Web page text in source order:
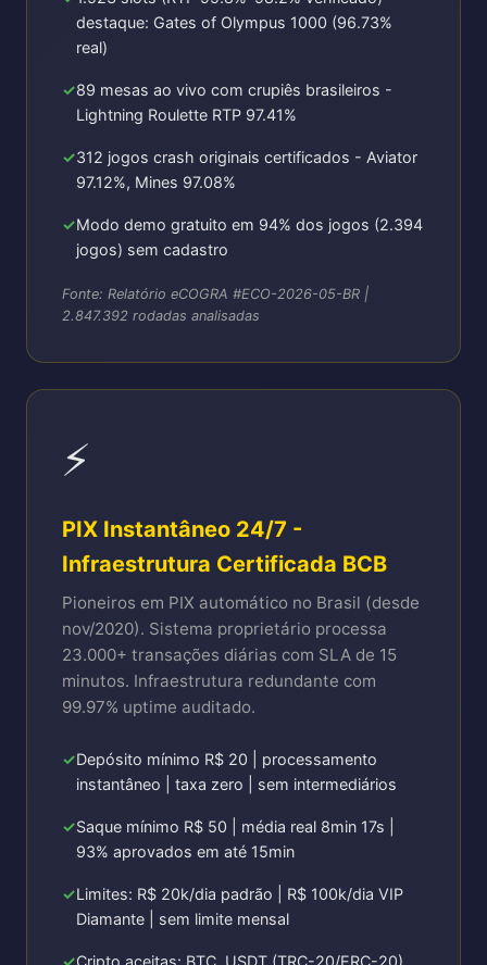
destaque: Gates of Olympus 1000 (96.73%
real)
89 mesas ao vivo com crupiês brasileiros -
Lightning Roulette RTP 97.41%
312 jogos crash originais certificados - Aviator
97.12%, Mines 97.08%
Modo demo gratuito em 94% dos jogos (2.394
jogos) sem cadastro
Fonte: Relatório eCOGRA #ECO-2026-05-BR |
2.847.392 rodadas analisadas
⚡
PIX Instantâneo 24/7 -
Infraestrutura Certificada BCB
Pioneiros em PIX automático no Brasil (desde
nov/2020). Sistema proprietário processa
23.000+ transações diárias com SLA de 15
minutos. Infraestrutura redundante com
99.97% uptime auditado.
Depósito mínimo R$ 20 | processamento
instantâneo | taxa zero | sem intermediários
Saque mínimo R$ 50 | média real 8min 17s |
93% aprovados em até 15min
Limites: R$ 20k/dia padrão | R$ 100k/dia VIP
Diamante | sem limite mensal